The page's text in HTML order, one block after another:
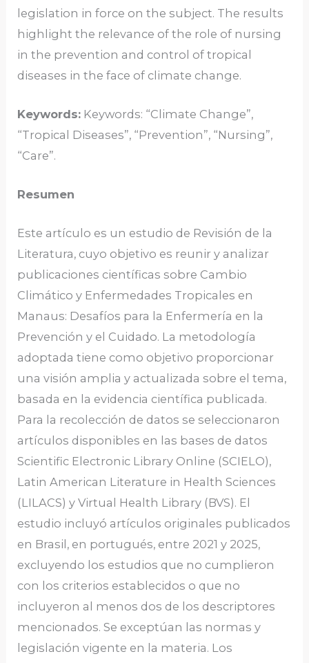
legislation in force on the subject. The results
highlight the relevance of the role of nursing
in the prevention and control of tropical
diseases in the face of climate change.
Keywords: Keywords: “Climate Change”,
“Tropical Diseases”, “Prevention”, “Nursing”,
“Care”.
Resumen
Este artículo es un estudio de Revisión de la
Literatura, cuyo objetivo es reunir y analizar
publicaciones científicas sobre Cambio
Climático y Enfermedades Tropicales en
Manaus: Desafíos para la Enfermería en la
Prevención y el Cuidado. La metodología
adoptada tiene como objetivo proporcionar
una visión amplia y actualizada sobre el tema,
basada en la evidencia científica publicada.
Para la recolección de datos se seleccionaron
artículos disponibles en las bases de datos
Scientific Electronic Library Online (SCIELO),
Latin American Literature in Health Sciences
(LILACS) y Virtual Health Library (BVS). El
estudio incluyó artículos originales publicados
en Brasil, en portugués, entre 2021 y 2025,
excluyendo los estudios que no cumplieron
con los criterios establecidos o que no
incluyeron al menos dos de los descriptores
mencionados. Se exceptúan las normas y
legislación vigente en la materia. Los